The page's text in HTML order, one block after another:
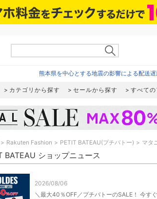
熊本県を中心とする地震の影響による配送
カテゴリから探す セールから探す すべて
Rakuten Fashion PETIT BATEAU(プチバトー) マタ
BATEAU ショップニュース
2026/08/06
＼最大40％OFF／プチバトーのSALE！ 今すぐ